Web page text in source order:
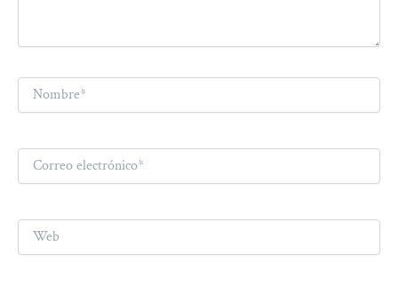
Nombre*
Correo
electrónico*
Web